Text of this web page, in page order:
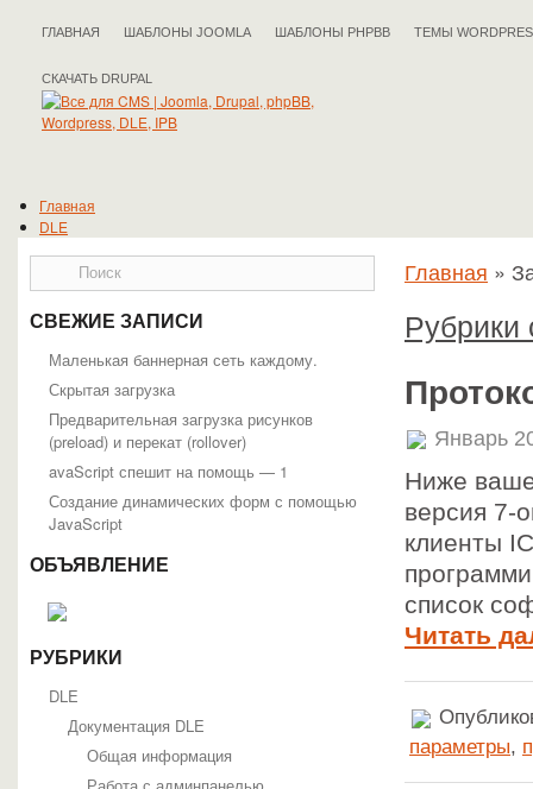
ГЛАВНАЯ ШАБЛОНЫ JOOMLA ШАБЛОНЫ PHPBB ТЕМЫ
СКАЧАТЬ DRUPAL
Главная
DLE
Joomla
phpBB
WordPress
Полезные статьи
СВЕЖИЕ ЗАПИСИ
Маленькая баннерная сеть каждому.
Скрытая загрузка
Предварительная загрузка рисунков
(preload) и перекат (rollover)
avaScript спешит на помощь — 1
Создание динамических форм с помощью
JavaScript
ОБЪЯВЛЕНИЕ
РУБРИКИ
DLE
Документация DLE
Общая информация
Главная »
Рубрики
Январь
Ниже
версия 7-
клиенты
список
Читать
параметры,